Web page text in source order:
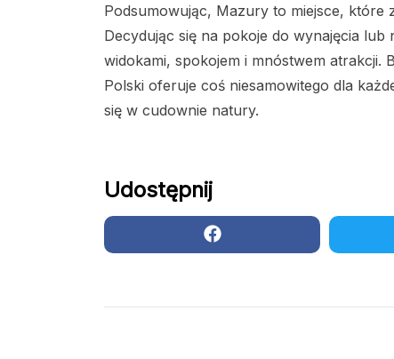
Podsumowując, Mazury to miejsce, które
Decydując się na pokoje do wynajęcia
widokami, spokojem i mnóstwem atrakcji.
Polski oferuje coś niesamowitego dla
się w cudownie natury.
Udostępnij